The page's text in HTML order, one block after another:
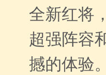
全新红将
超强阵容
撼的体验。